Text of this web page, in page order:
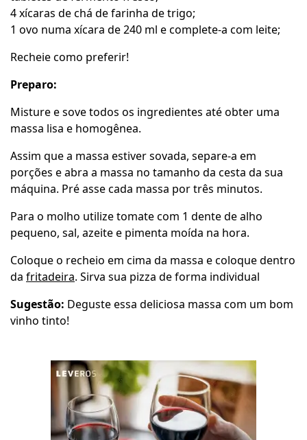
4 xícaras de chá de farinha de trigo;
1 ovo numa xícara de 240 ml e complete-a com leite;
Recheie como preferir!
Preparo:
Misture e sove todos os ingredientes até obter uma
massa lisa e homogênea.
Assim que a massa estiver sovada, separe-a em
porções e abra a massa no tamanho da cesta da sua
máquina. Pré asse cada massa por três minutos.
Para o molho utilize tomate com 1 dente de alho
pequeno, sal, azeite e pimenta moída na hora.
Coloque o recheio em cima da massa e coloque dentro
da fritadeira. Sirva sua pizza de forma individual
Sugestão: Deguste essa deliciosa massa com um bom
vinho tinto!